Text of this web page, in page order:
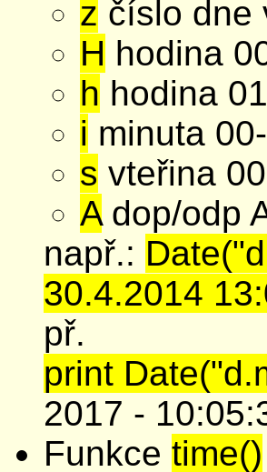
z číslo dne
H hodina
h hodina
i minuta
s vteřina
Adop/odp
např.:
30.4.2014
př.
print
2017 -
Funkce time()